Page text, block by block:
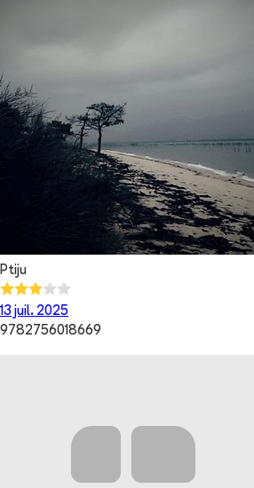
Ptiju
13 juil. 2025
9782756018669